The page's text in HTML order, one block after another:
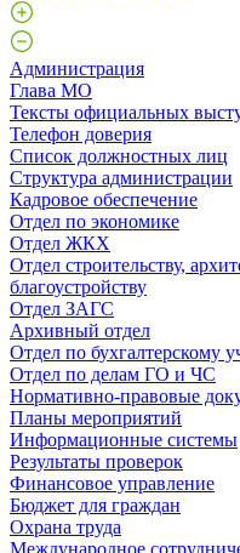
Администрация
Глава МО
Тексты официальных
Телефон доверия
Список должностных лиц
Структура администрации
Кадровое обеспечение
Отдел по экономике
Отдел ЖКХ
Отдел строительству,
благоустройству
Отдел ЗАГС
Архивный отдел
Отдел по бухгалтерскому
Отдел по делам ГО и ЧС
Нормативно-правовые
Планы мероприятий
Информационные системы
Результаты проверок
Финансовое управление
Бюджет для граждан
Охрана труда
Международное